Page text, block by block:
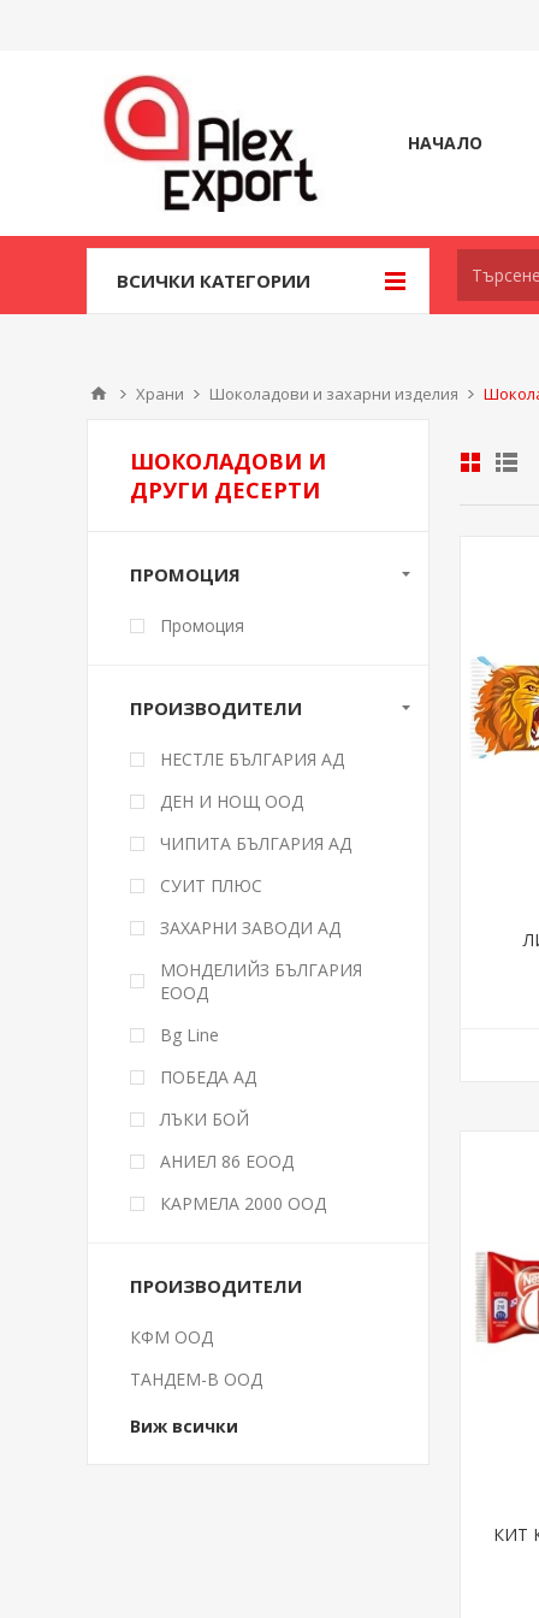
НАЧАЛО
ВСИЧКИ КАТЕГОРИИ
Храни Шоколадови и захарни изделия
КИТ
ШОКОЛАДОВИ И
ДРУГИ ДЕСЕРТИ
ПРОМОЦИЯ
Промоция
ПРОИЗВОДИТЕЛИ
НЕСТЛЕ БЪЛГАРИЯ АД
ДЕН И НОЩ ООД
ЧИПИТА БЪЛГАРИЯ АД
СУИТ ПЛЮС
ЗАХАРНИ ЗАВОДИ АД
МОНДЕЛИЙЗ БЪЛГАРИЯ
ЕООД
Bg Line
ПОБЕДА АД
ЛЪКИ БОЙ
АНИЕЛ 86 ЕООД
КАРМЕЛА 2000 ООД
ПРОИЗВОДИТЕЛИ
КФМ ООД
ТАНДЕМ-В ООД
Виж всички